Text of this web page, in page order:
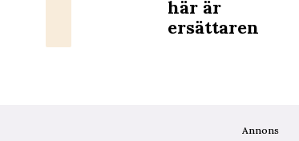
här är
ersättaren
Annons